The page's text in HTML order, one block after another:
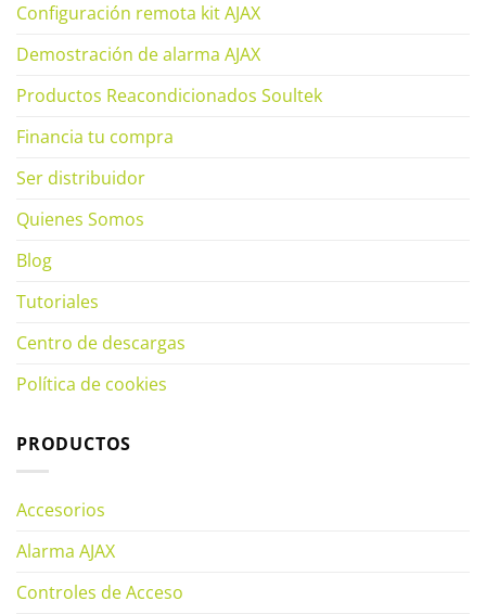
Configuración remota kit AJAX
Demostración de alarma AJAX
Productos Reacondicionados Soultek
Financia tu compra
Ser distribuidor
Quienes Somos
Blog
Tutoriales
Centro de descargas
Política de cookies
PRODUCTOS
Accesorios
Alarma AJAX
Controles de Acceso